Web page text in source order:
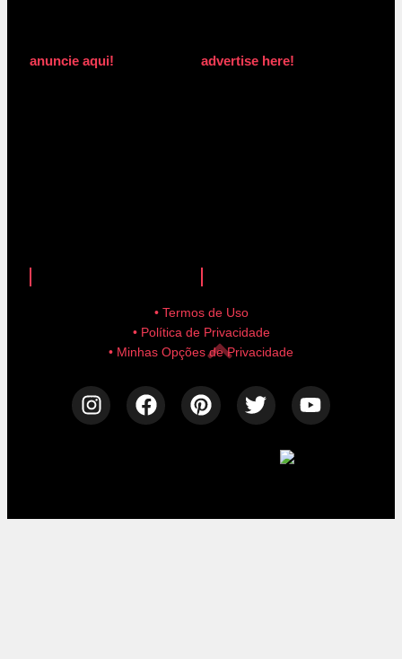
anuncie aqui! advertise here!
• Termos de Uso
• Política de Privacidade
• Minhas Opções de Privacidade